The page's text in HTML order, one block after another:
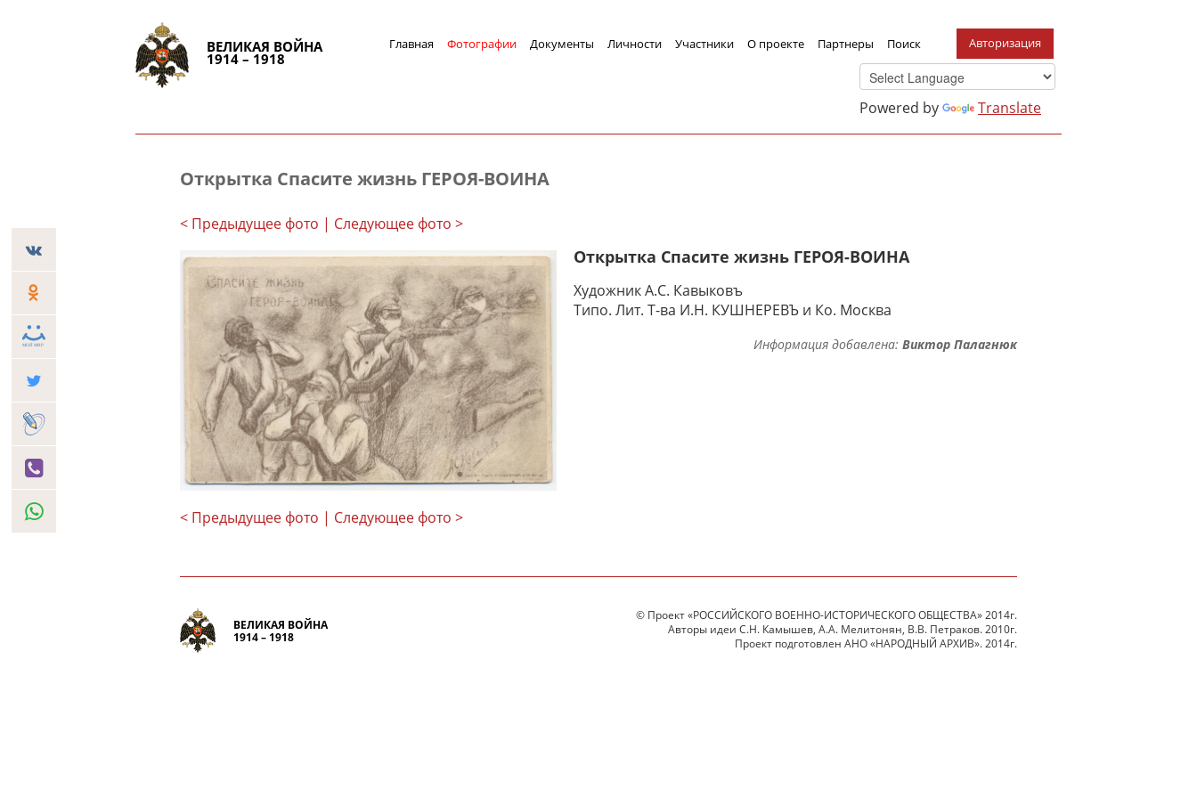
ВЕЛИКАЯ ВОЙНА
1914 – 1918
Главная Фотографии Документы Личности Участники О проекте Партнеры Поиск Авторизация
Powered by Translate
Открытка Спасите жизнь ГЕРОЯ-ВОИНА
< Предыдущее фото | Следующее фото >
< Предыдущее фото | Следующее фото >
Открытка Спасите жизнь ГЕРОЯ-ВОИНА
Художник А.С. Кавыковъ
Типо. Лит. Т-ва И.Н. КУШНЕРЕВЪ и Ко. Москва
Информация добавлена: Виктор Палагнюк
ВЕЛИКАЯ ВОЙНА
1914 – 1918
© Проект «РОССИЙСКОГО ВОЕННО-ИСТОРИЧЕСКОГО ОБЩЕСТВА» 2014г.
Авторы идеи С.Н. Камышев, А.А. Мелитонян, В.В. Петраков. 2010г.
Проект подготовлен АНО «НАРОДНЫЙ АРХИВ». 2014г.